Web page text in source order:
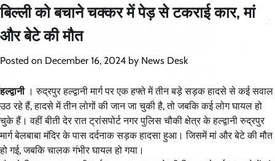
बिल्ली को बचाने चक्कर में पेड़ से टकराई कार, मां
और बेटे की मौत
Posted on December 16, 2024 by News Desk
हल्द्वानी। रुद्रपुर हल्द्वानी मार्ग पर एक हफ्ते में तीन बड़े सड़क हादसे से कई सवाल
उठ रहे हैं, हादसे में तीन लोगों की जान जा चुकी है, तो जबकि कई लोग घायल हो
चुके हैं। वहीं बीती देर रात ट्रांसपोर्ट नगर पुलिस चौकी क्षेत्र के हल्द्वानी रुद्रपुर
मार्ग बेलबाबा मंदिर के पास दर्दनाक सड़क हादसा हुआ। जिसमें मां और बेटे की मौत
हो गई, जबकि चालक गंभीर घायल हो गया।